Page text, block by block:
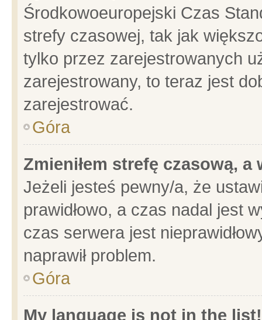
Środkowoeuropejski Czas
strefy czasowej, tak jak
tylko przez zarejestrowanych
zarejestrowany, to teraz jest
zarejestrować.
Góra
Zmieniłem strefę czasową,
Jeżeli jesteś pewny/a, że
prawidłowo, a czas nadal jest
czas serwera jest
naprawił problem.
Góra
My language is not in the list!